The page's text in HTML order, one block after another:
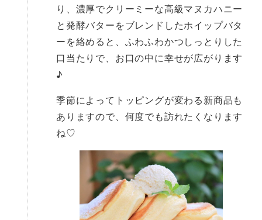
り、濃厚でクリーミーな高級マヌカハニー
と発酵バターをブレンドしたホイップバタ
ーを絡めると、ふわふわかつしっとりした
口当たりで、お口の中に幸せが広がります
♪
季節によってトッピングが変わる新商品も
ありますので、何度でも訪れたくなります
ね♡